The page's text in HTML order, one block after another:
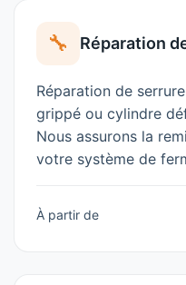
🔧 Réparation
Réparation de
grippé ou cylindre
Nous assurons la
votre système de
À partir de